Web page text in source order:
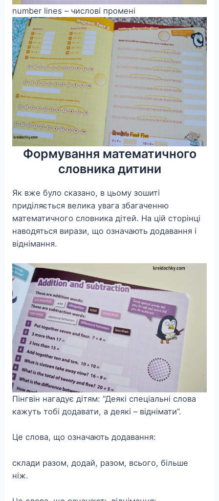
number lines – числові промені
Формування математичного
словника дитини
Як вже було сказано, в цьому зошиті
приділяється велика увага збагаченню
математичного словника дітей. На цій сторінці
наводяться вирази, що означають додавання і
віднімання.
Пінгвін нагадує дітям: “Деякі спеціальні слова
кажуть тобі додавати, а деякі – віднімати”.
Це слова, що означають додавання:
склади разом, додай, разом, всього, більше
ніж.